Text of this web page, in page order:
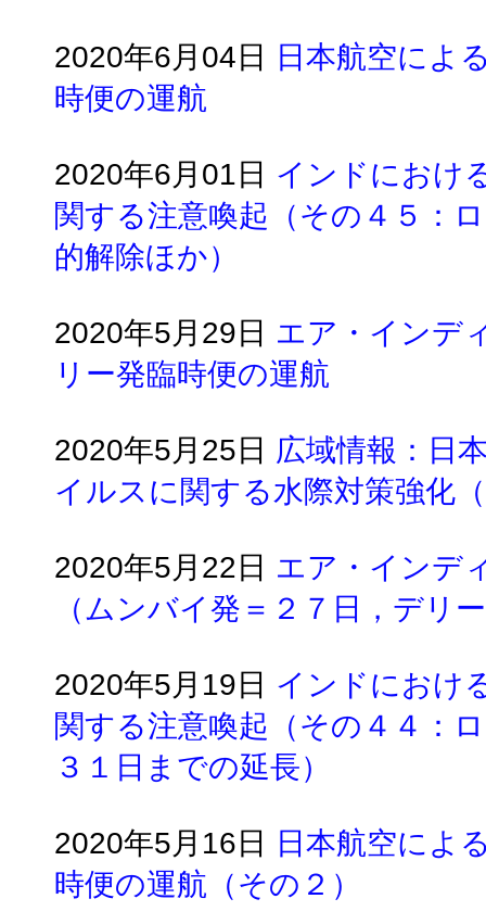
2020年6月04日
日本航空によ
時便の運航
2020年6月01日 インドにおけ
関する注意喚起（その４５：
的解除ほか）
2020年5月29日 エア・インデ
リー発臨時便の運航
2020年5月25日 広域情報：日
イルスに関する水際対策強化
2020年5月22日 エア・インデ
（ムンバイ発＝２７日，デリ
2020年5月19日 インドにおけ
関する注意喚起（その４４：
３１日までの延長）
2020年5月16日
日本航空によ
時便の運航（その２）